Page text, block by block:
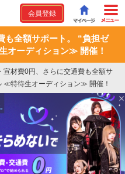
会員登録
も全額サポート。 “負担ゼ
オーディション≫ 開催！
宣材費0円、さらに交通費も全額サ
≪特待生オーディション≫ 開催！